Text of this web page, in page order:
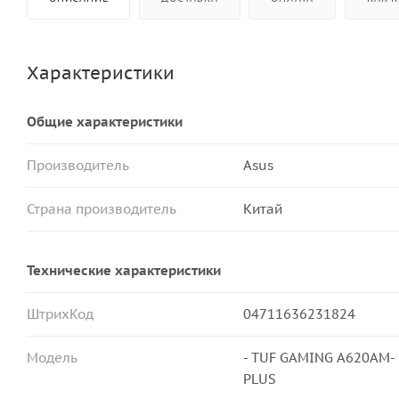
Характеристики
Общие характеристики
Производитель Asus
Страна производитель Китай
Технические характеристики
ШтрихКод 04711636231824
Модель
- TUF GAMING A620AM-
PLUS